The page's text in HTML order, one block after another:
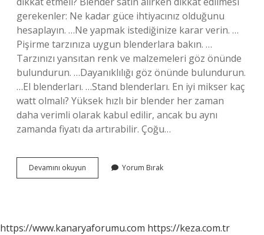
gerekenler: Ne kadar güce ihtiyacınız olduğunu
hesaplayın. …Ne yapmak istediğinize karar verin. …
Pişirme tarzınıza uygun blenderlara bakın. …
Tarzınızı yansıtan renk ve malzemeleri göz önünde
bulundurun. …Dayanıklılığı göz önünde bulundurun.
…El blenderları. …Stand blenderları. En iyi mikser kaç
watt olmalı? Yüksek hızlı bir blender her zaman
daha verimli olarak kabul edilir, ancak bu aynı
zamanda fiyatı da artırabilir. Çoğu…
Devamını okuyun
Tipi
Yorum Bırak
https://www.kanaryaforumu.com https://keza.com.tr